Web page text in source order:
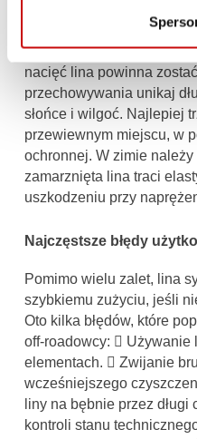
bagatelizuj tego.
czasem zabezpieczyć, ale
nacięć lina powinna
przechowywania unikaj
słońce i wilgoć. Najlepiej
przewiewnym miejscu, w
ochronnej. W zimie
zamarznięta lina traci
uszkodzeniu przy
Najczęstsze błędy
Pomimo wielu zalet, lina
szybkiemu zużyciu, jeśli
Oto kilka błędów, które
off-roadowcy:  Używanie
elementach.  Zwijanie
wcześniejszego
liny na bębnie przez
kontroli stanu